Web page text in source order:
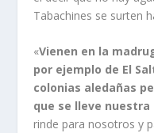
Tabachines se surten
«Vienen en la
por ejemplo de El
colonias aledañas
que se lleve nuestra
rinde para nosotros y